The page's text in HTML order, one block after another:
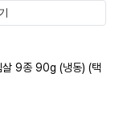
살 9종 90g (냉동) (택